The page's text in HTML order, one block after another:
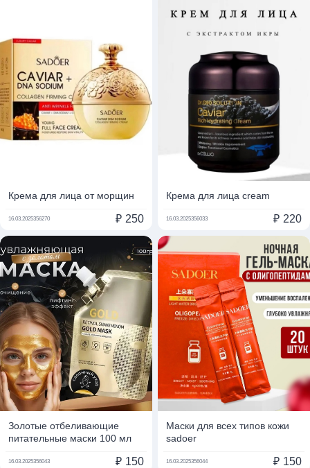
Крема для лица от морщин
16.03.2025356270 ₽ 250
Крема для лица cream
16.03.2025356033 ₽ 220
Золотые отбеливающие
питательные маски 100 мл
16.03.2025356043 ₽ 150
Маски для всех типов кожи
sadoer
16.03.2025356044 ₽ 150